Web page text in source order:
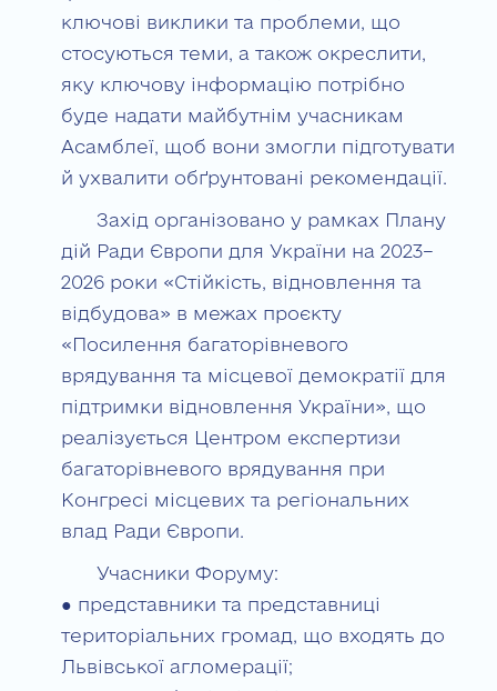
ключові виклики та проблеми, що
стосуються теми, а також окреслити,
яку ключову інформацію потрібно
буде надати майбутнім учасникам
Асамблеї, щоб вони змогли підготувати
й ухвалити обґрунтовані рекомендації.
Захід організовано у рамках Плану
дій Ради Європи для України на 2023–
2026 роки «Стійкість, відновлення та
відбудова» в межах проєкту
«Посилення багаторівневого
врядування та місцевої демократії для
підтримки відновлення України», що
реалізується Центром експертизи
багаторівневого врядування при
Конгресі місцевих та регіональних
влад Ради Європи.
Учасники Форуму:
● представники та представниці
територіальних громад, що входять до
Львівської агломерації;